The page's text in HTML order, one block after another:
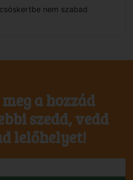
nem szabad
a hozzád
szedd, vedd
lelőhelyet!